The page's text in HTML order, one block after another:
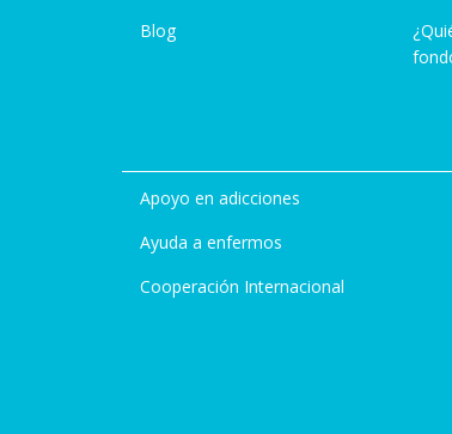
Blog
Apoyo en adicciones
Ayuda a enfermos
Cooperación Internacional